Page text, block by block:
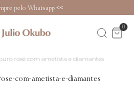
pelo Whatsapp <<
0
rosê com ametista e diamantes